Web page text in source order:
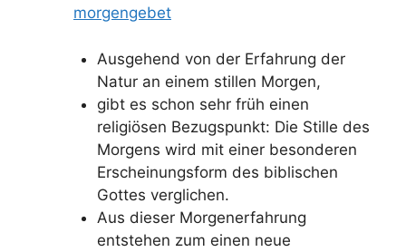
morgengebet
Ausgehend von der Erfahrung der
Natur an einem stillen Morgen,
gibt es schon sehr früh einen
religiösen Bezugspunkt: Die Stille des
Morgens wird mit einer besonderen
Erscheinungsform des biblischen
Gottes verglichen.
Aus dieser Morgenerfahrung
entstehen zum einen neue